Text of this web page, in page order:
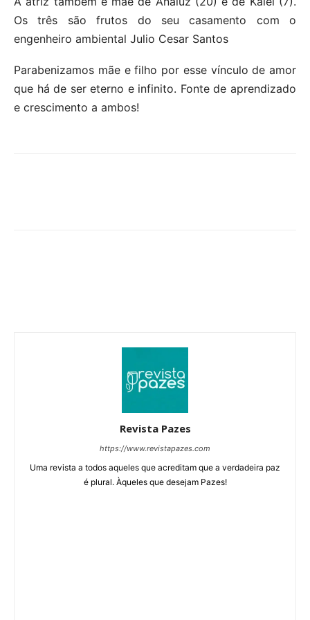
Os três são frutos do seu casamento com o
engenheiro ambiental Julio Cesar Santos
Parabenizamos mãe e filho por esse vínculo de amor
que há de ser eterno e infinito. Fonte de aprendizado
e crescimento a ambos!
Revista Pazes
https://www.revistapazes.com
Uma revista a todos aqueles que acreditam que a verdadeira paz
é plural. Àqueles que desejam Pazes!